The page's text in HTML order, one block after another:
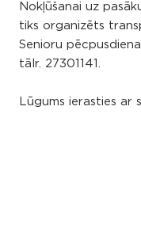
Nokļūšanai uz
tiks organizēts
Senioru
tālr. 27301141.
Lūgums ierasties ar